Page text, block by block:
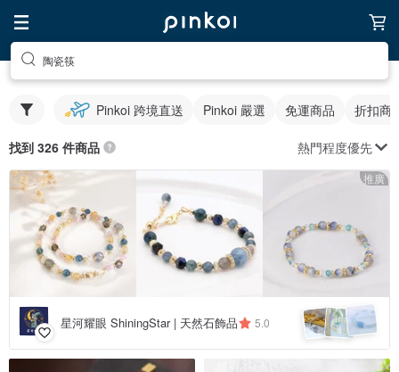
陶瓷筷
Pinkoi 跨境直送 Pinkoi 嚴選 免運商品 折扣商
找到 326 件商品 熱門程度優先
推廣
星河耀眼 ShiningStar | 天然石飾品 5.0